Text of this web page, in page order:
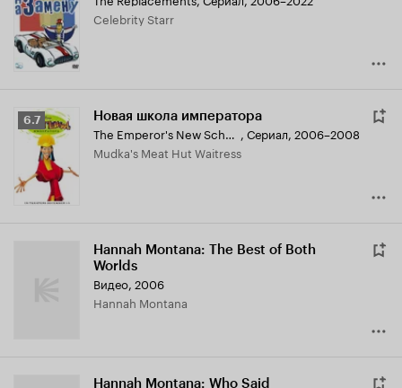
Кинопоиска
5.9
Celebrity Starr
Рейтинг
Кинопоиска
6.7 Новая школа императора
The Emperor's New School , Сериал, 2006–2008
Mudka's Meat Hut Waitress
Hannah Montana: The Best of Both
Worlds
Видео, 2006
Hannah Montana
Hannah Montana: Who Said